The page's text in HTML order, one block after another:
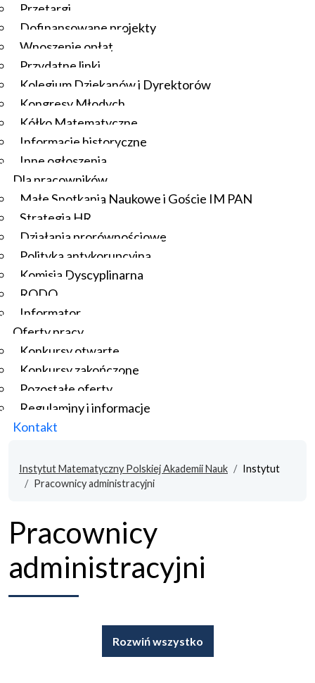
Przetargi
Dofinansowane projekty
Wnoszenie opłat
Przydatne linki
Kolegium Dziekanów i Dyrektorów
Kongresy Młodych
Kółko Matematyczne
Informacje historyczne
Inne ogłoszenia
Dla pracowników
Małe Spotkania Naukowe i Goście IM PAN
Strategia HR
Działania prorównościowe
Polityka antykorupcyjna
Komisja Dyscyplinarna
RODO
Informator
Oferty pracy
Konkursy otwarte
Konkursy zakończone
Pozostałe oferty
Regulaminy i informacje
Kontakt
Instytut Matematyczny Polskiej Akademii Nauk
Instytut
Pracownicy administracyjni
Pracownicy
administracyjni
Rozwiń wszystko